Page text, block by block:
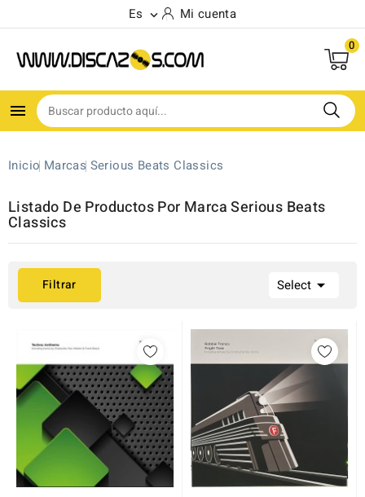
Es  Mi cuenta
0

Inicio Marcas Serious Beats Classics
Listado De Productos Por Marca Serious Beats
Classics
Filtrar
(2)
Select 